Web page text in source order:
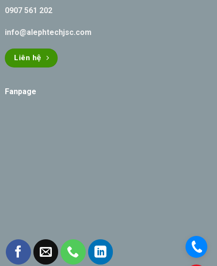
0907 561 202
info@alephtechjsc.com
Liên hệ
Fanpage
.